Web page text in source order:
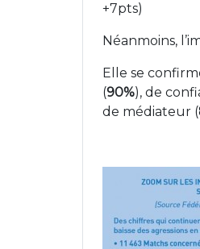
+7pts)
Néanmoins,
Elle se
(90%), de
de médiateur (